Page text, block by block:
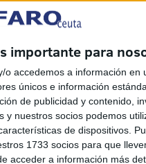
importante para
o accedemos a información en
únicos e información
de publicidad y contenido,
y nuestros socios podemos
de dispositivos.
1733 socios para que
acceder a información más
lo más importante”, exige
en la cuesta Virgen